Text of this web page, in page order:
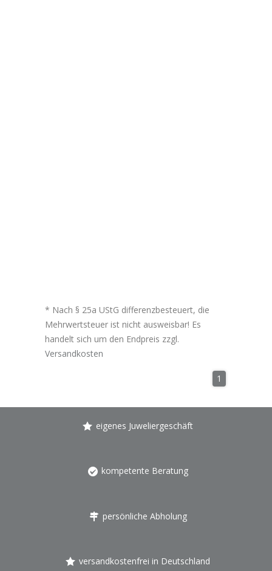
* Nach § 25a UStG differenzbesteuert, die
Mehrwertsteuer ist nicht ausweisbar! Es
handelt sich um den Endpreis zzgl.
Versandkosten
1
eigenes Juweliergeschäft
kompetente Beratung
persönliche Abholung
versandkostenfrei in Deutschland